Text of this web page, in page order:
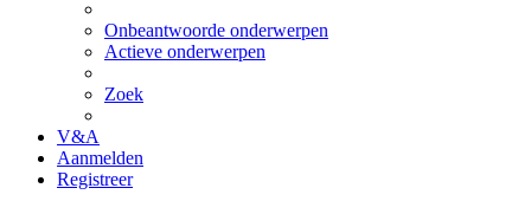
Onbeantwoorde onderwerpen
Actieve onderwerpen
Zoek
V&A
Aanmelden
Registreer